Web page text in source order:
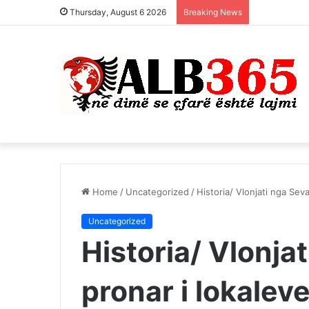
Thursday, August 6 2026 Breaking News
Home / Uncategorized / Historia/ Vlonjati nga
Uncategorized
Historia/
pronar i